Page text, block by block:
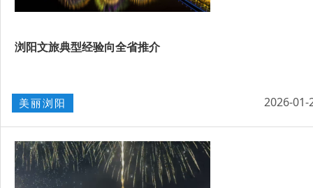
浏阳文旅典型经验向全省推介
美丽浏阳 2026-01-